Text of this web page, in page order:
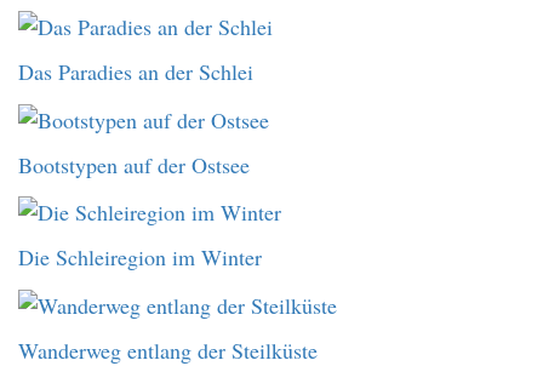
Das Paradies an der Schlei
Bootstypen auf der Ostsee
Die Schleiregion im Winter
Wanderweg entlang der Steilküste